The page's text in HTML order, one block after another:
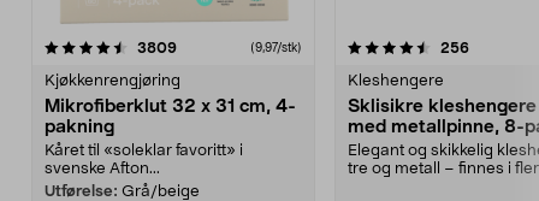
3809anmeldelser(9,97/stk)
Kjøkkenrengjøring
Mikrofiberklut 32 x 31 cm, 4-
pakning
Kåret til «soleklar favoritt» i
svenske Afton...
Utførelse: Grå/beige
4.5av 5 stjerner 256
Kleshengere
Sklisikre
med metallpinne, 8-
Elegant og skikkelig
tre og metall – finnes i
4.5av 5 stjerner